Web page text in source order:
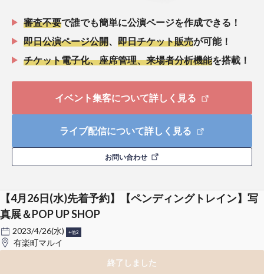
審査不要で誰でも簡単に公演ページを作成できる！
即日公演ページ公開
即日チケット販売が可能！
チケット電子化、座席管理、来場者分析機能を搭載！
イベント集客について詳しく見る
ライブ配信について詳しく見る
お問い合わせ
【4月26日(水)先着予約】【ペンディングトレイン】写
真展＆POP UP SHOP
2023/4/26(水) +他2
有楽町マルイ
終了しました